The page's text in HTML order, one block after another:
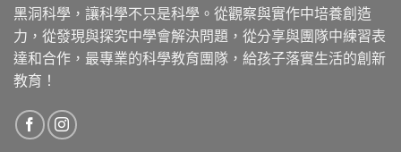
黑洞科學，讓科學不只是科學。從觀察與實作中培養創造
力，從發現與探究中學會解決問題，從分享與團隊中練習表
達和合作，最專業的科學教育團隊，給孩子落實生活的創新
教育！